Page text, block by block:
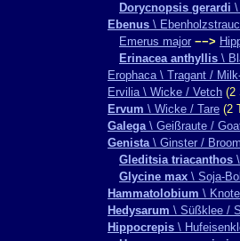
Dorycnopsis gerardi \
Ebenus \
Emerus major −−>
Erinacea anthyllis \
Erophaca \ Tragant /
Ervilia \ Wicke / Vetch (2
Ervum \ Wicke / Tare (2
Galega\ Geißraute /
Genista\ Ginster / Broom
Gleditsia triacanthos
Glycine max \ Soja-
Hammatolobium \
Hedysarum \ Süßklee /
Hippocrepis \